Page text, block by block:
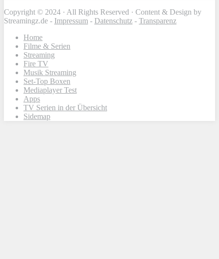
Copyright © 2024 · All Rights Reserved · Content & Design by
Streamingz.de - Impressum - Datenschutz - Transparenz
Home
Filme & Serien
Streaming
Fire TV
Musik Streaming
Set-Top Boxen
Mediaplayer Test
Apps
TV Serien in der Übersicht
Sidemap